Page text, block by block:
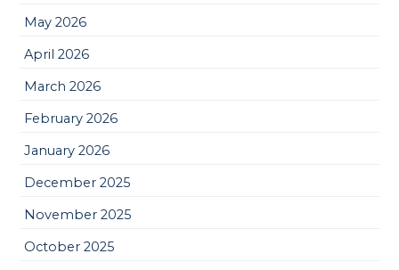
May 2026
April 2026
March 2026
February 2026
January 2026
December 2025
November 2025
October 2025